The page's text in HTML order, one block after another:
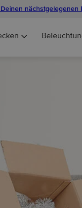
Deinen nächstgelegenen